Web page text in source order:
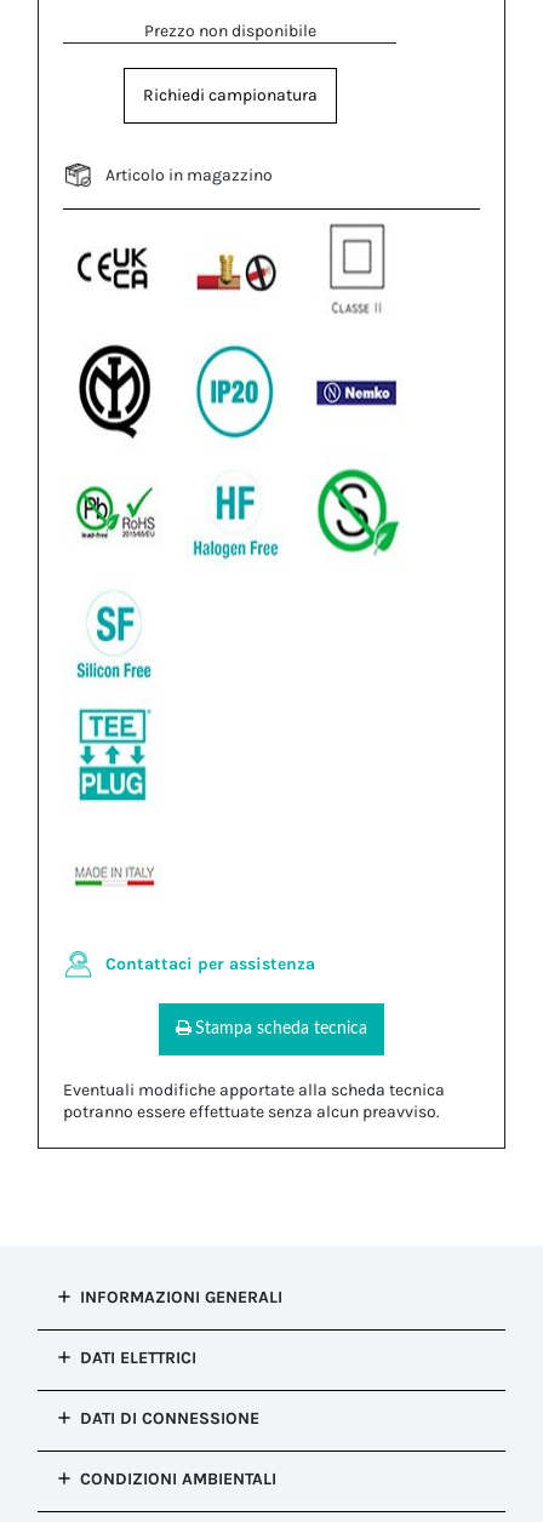
Prezzo non disponibile
Richiedi campionatura
Articolo in magazzino
Contattaci per assistenza
Stampa scheda tecnica
Eventuali modifiche apportate alla scheda tecnica
potranno essere effettuate senza alcun preavviso.
INFORMAZIONI GENERALI
installazione
Connessione presa e spina
Configurazione
Meccanismo di
DATI ELETTRICI
connessione
1
Applicazione
DATI DI CONNESSIONE
conduttore
flessibile MIN
CONDIZIONI AMBIENTALI